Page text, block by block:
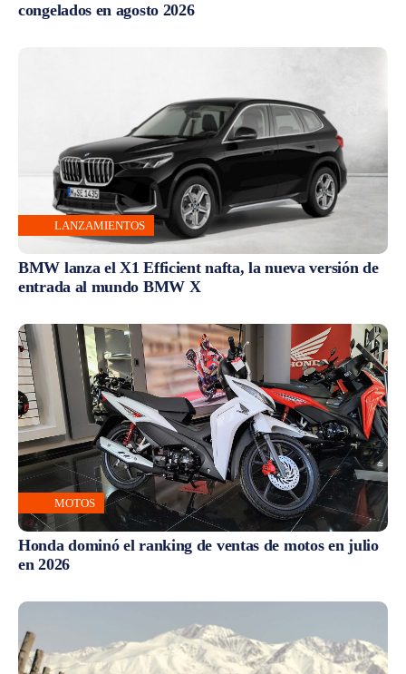
congelados en agosto 2026
LANZAMIENTOS
BMW lanza el X1 Efficient nafta, la nueva versión de
entrada al mundo BMW X
MOTOS
Honda dominó el ranking de ventas de motos en julio
en 2026